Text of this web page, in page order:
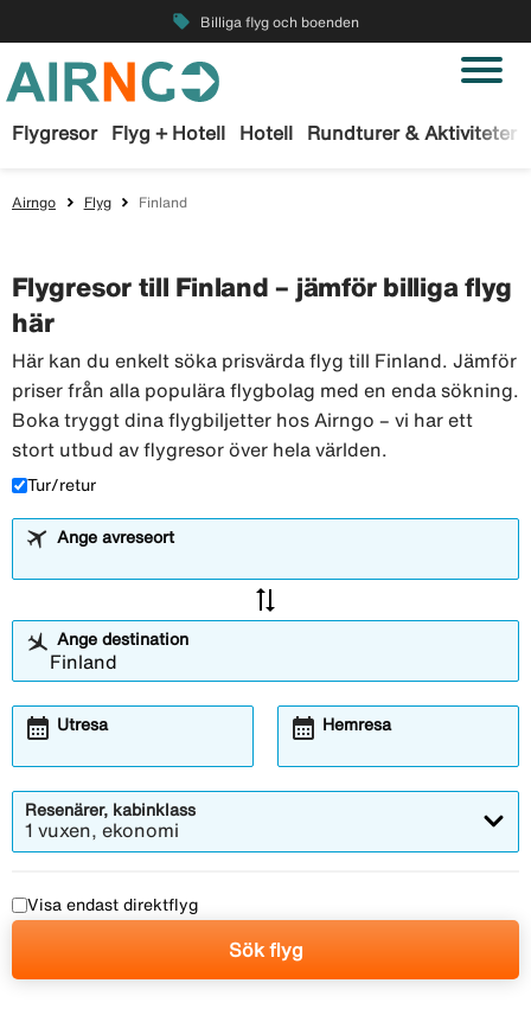
local_offer Billiga flyg och boenden
Flygresor Flyg + Hotell Hotell Rundturer & Aktiviteter
Airngo Flyg Finland
Flygresor till Finland – jämför billiga flyg
här
Här kan du enkelt söka prisvärda flyg till Finland. Jämför
priser från alla populära flygbolag med en enda sökning.
Boka tryggt dina flygbiljetter hos Airngo – vi har ett
stort utbud av flygresor över hela världen.
Tur/retur
Ange avreseort
sync_alt
Ange destination
Utresa
calendar_month Hemresa
calendar_month
Resenärer, kabinklass
1 vuxen, ekonomi
Visa endast direktflyg
Sök flyg